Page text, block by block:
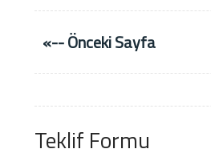
«-- Önceki Sayfa
Teklif Formu